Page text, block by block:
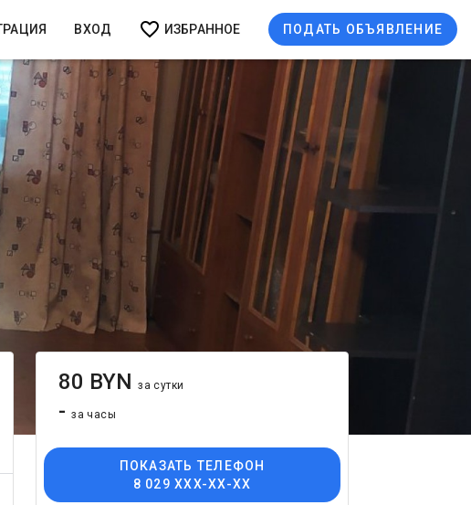
ВХОД ИЗБРАННОЕ ПОДАТЬ ОБЪЯВЛЕНИЕ
80 BYNза сутки
-за часы
ПОКАЗАТЬ ТЕЛЕФОН
8 029 XXX-XX-XX